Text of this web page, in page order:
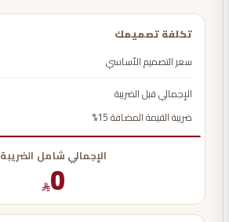
تكلفة تصميمك
سعر التصميم الأساسي
الإجمالي قبل الضريبة
ضريبة القيمة المضافة 15%
الإجمالي شامل الضريبة
0